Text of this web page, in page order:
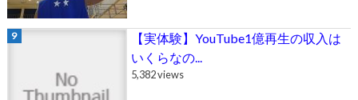
【実体験】YouTube1億再生の収入は
いくらなの...
5,382 views